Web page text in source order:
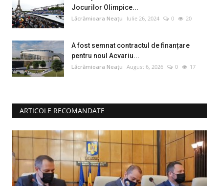
Jocurilor Olimpice...
Lăcrămioara Neațu Iulie 26, 2024 0 20
A fost semnat contractul de finanțare
pentru noul Acvariu...
Lăcrămioara Neațu August 6, 2026 0 17
ARTICOLE RECOMANDATE